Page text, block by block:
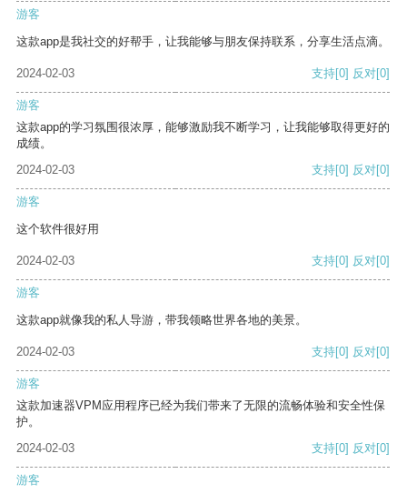
游客
这款app是我社交的好帮手，让我能够与朋友保持联系，分享生活点滴。
2024-02-03 支持[0] 反对[0]
游客
这款app的学习氛围很浓厚，能够激励我不断学习，让我能够取得更好的
成绩。
2024-02-03
支持[0] 反对[0]
游客
这个软件很好用
2024-02-03 支持[0] 反对[0]
游客
这款app就像我的私人导游，带我领略世界各地的美景。
2024-02-03 支持[0] 反对[0]
游客
这款加速器VPM应用程序已经为我们带来了无限的流畅体验和安全性保
护。
2024-02-03
支持[0] 反对[0]
游客